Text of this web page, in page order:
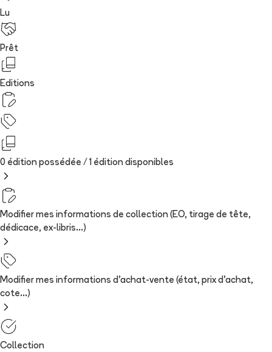
Lu
Prêt
Editions
0 édition possédée / 1 édition disponibles
Modifier mes informations de collection (EO, tirage de tête,
dédicace, ex-libris...)
Modifier mes informations d'achat-vente (état, prix d'achat,
cote...)
Collection